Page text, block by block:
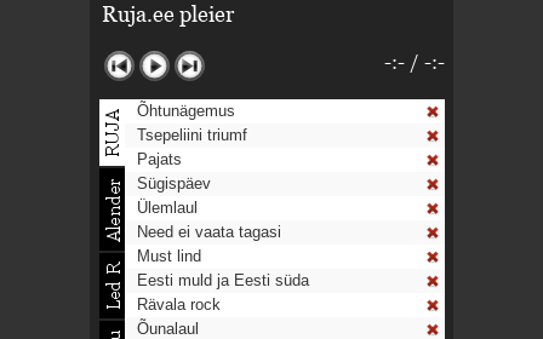
Ruja.ee pleier
-:- / -:-
Õhtunägemus
Tsepeliini triumf
Pajats
Sügispäev
Ülemlaul
Need ei vaata tagasi
Must lind
Eesti muld ja Eesti süda
Rävala rock
Õunalaul